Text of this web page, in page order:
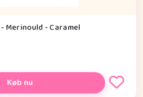
Merinould - Caramel
Køb nu